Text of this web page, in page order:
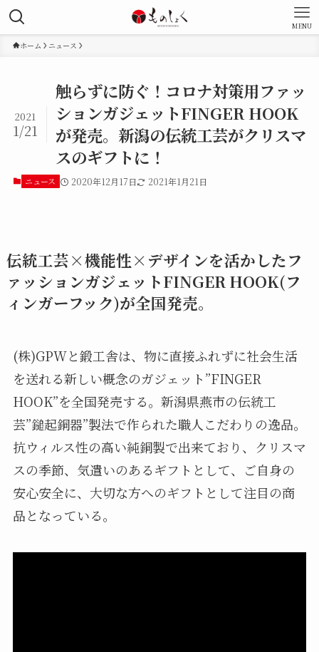
MENU
ホーム ニュース
触らずに防ぐ！コロナ対策用ファッ
ションガジェットFINGER HOOK
が発売。新潟の伝統工芸がクリスマ
スのギフトに！
2021
1/21
ニュース 2020年12月17日 2021年1月21日
伝統工芸×機能性×デザインを活かしたフ
ァッションガジェットFINGER HOOK(フ
ィンガーフック)が全国発売。
(株)GPWと鍛工舎は、物に直接ふれずに社会生活
を送れる新しい概念のガジェット”FINGER
HOOK”を全国発売する。新潟県燕市の伝統工
芸”鎚起銅器”製法で作られた職人こだわりの逸品。
抗ウィルス性の高い純銅製で出来ており、クリスマ
スの季節、気遣いのあるギフトとして、ご自身の
安心安全に、大切な方へのギフトとして注目の商
品となっている。